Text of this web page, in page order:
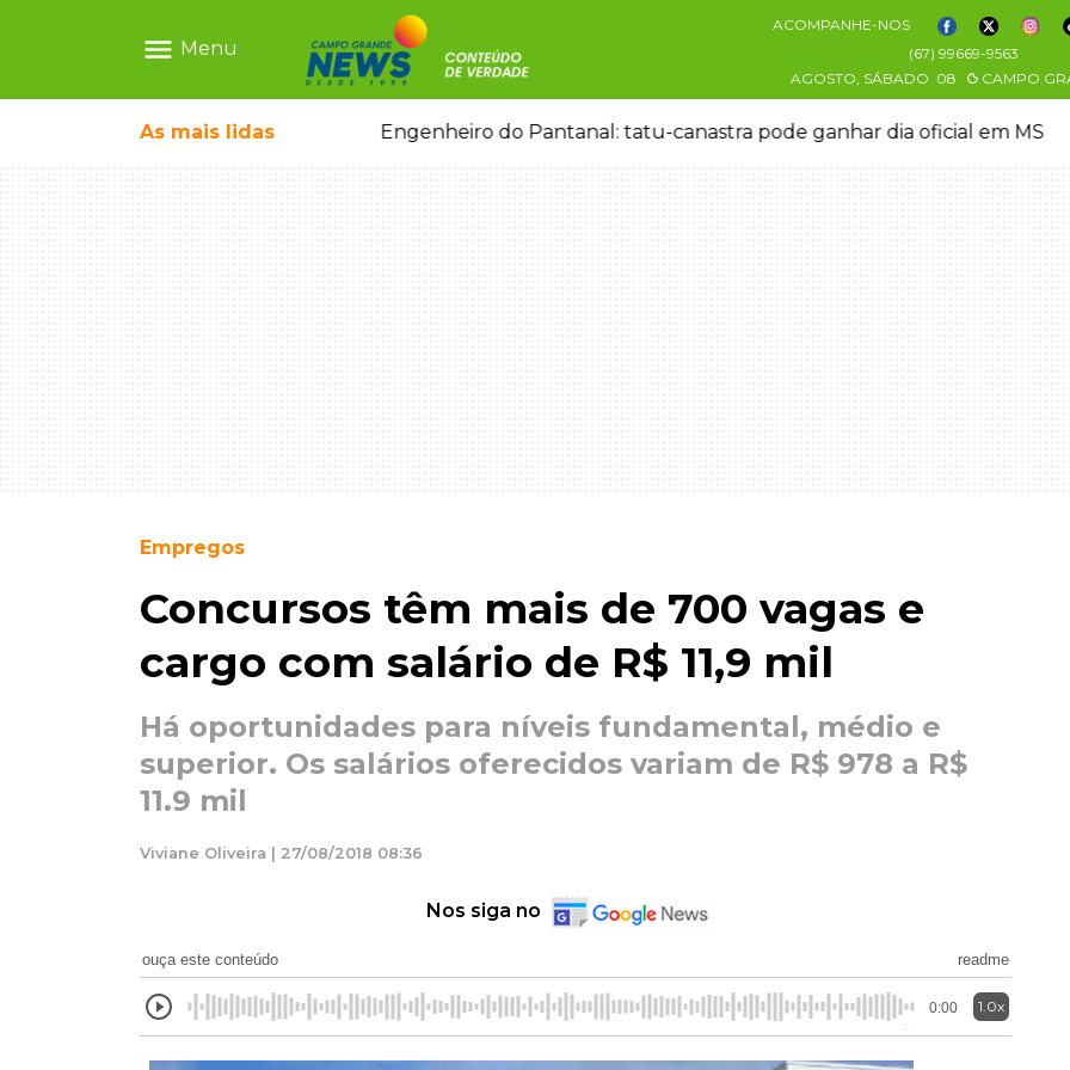
menu Menu
ACOMPANHE-NOS
(67) 99669-9563
AGOSTO, SÁBADO 08 CAMPO
As mais lidas
e morre a caminho do hospital Engenheiro do Pantanal: tatu-canastra pode ganhar dia oficial em MS
Empregos
Concursos têm mais de 700 vagas e
cargo com salário de R$ 11,9 mil
Há oportunidades para níveis fundamental, médio e
superior. Os salários oferecidos variam de R$ 978 a R$
11.9 mil
Viviane Oliveira | 27/08/2018 08:36
Nos siga no
ouça este conteúdo readme
0:00 1.0x